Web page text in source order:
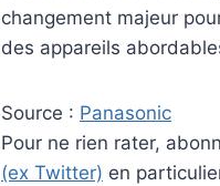
changement majeur
des appareils
Source : Panasonic
Pour ne rien rater,
(ex Twitter) en